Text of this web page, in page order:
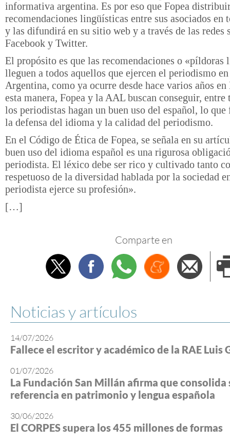
informativa argentina. Es por eso que Fopea
recomendaciones lingüísticas entre sus asociados en
y las difundirá en su sitio web y a través de las redes
Facebook y Twitter.
El propósito es que las recomendaciones o «píldoras
lleguen a todos aquellos que ejercen el periodismo
Argentina, como ya ocurre desde hace varios años en
esta manera, Fopea y la AAL buscan conseguir, entre
los periodistas hagan un buen uso del español, lo
la defensa del idioma y la calidad del periodismo.
En el Código de Ética de Fopea, se señala en su
buen uso del idioma español es una rigurosa
periodista. El léxico debe ser rico y cultivado tanto
respetuoso de la diversidad hablada por la sociedad
periodista ejerce su profesión».
[…]
Comparte en
TwitterFacebookWhatsappMenéame
Noticias y artículos
14/07/2026
Fallece el escritor y académico de la RAE Luis
01/07/2026
La Fundación San Millán afirma que consolida
referencia en patrimonio y lengua española
30/06/2026
El CORPES supera los 455 millones de formas